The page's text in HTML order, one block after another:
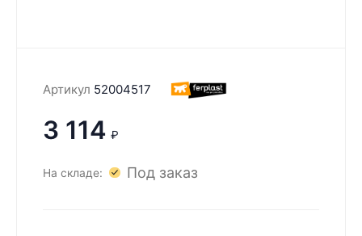
Артикул 52004517
3 114 ₽
На складе: Под заказ